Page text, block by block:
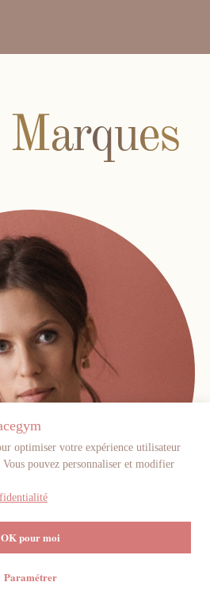
optimiser votre expérience utilisateur
pouvez personnaliser et modifier
OK pour moi
Paramétrer